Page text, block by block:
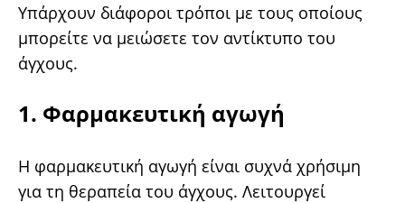
Υπάρχουν διάφοροι τρόποι με τους οποίους
μπορείτε να μειώσετε τον αντίκτυπο του
άγχους.
1. Φαρμακευτική αγωγή
Η φαρμακευτική αγωγή είναι συχνά χρήσιμη
για τη θεραπεία του άγχους. Λειτουργεί